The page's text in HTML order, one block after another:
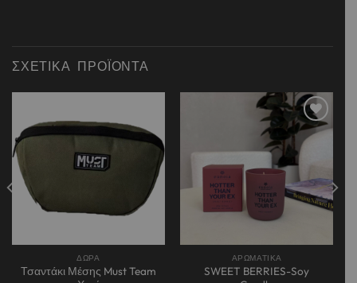
ΣΧΕΤΙΚΆ ΠΡΟΪΌΝΤΑ
Add to
wishlist
ΔΩΡΑ
Τσαντάκι Μέσης Must Team
Add to
wishlist
ΑΡΩΜΑΤΙΚΑ
SWEET BERRIES-Soy